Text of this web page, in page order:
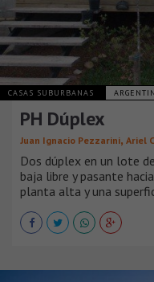
CASAS SUBURBANAS
PH Dúplex
Juan Ignacio Pezzarini, Ariel
Dos dúplex en un lote
baja libre y pasante
planta alta y una